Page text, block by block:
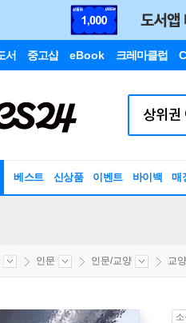
서 중고샵 eBook 크레마클럽
베스트 신상품 이벤트 바이백 매
인문 인문/교양 교